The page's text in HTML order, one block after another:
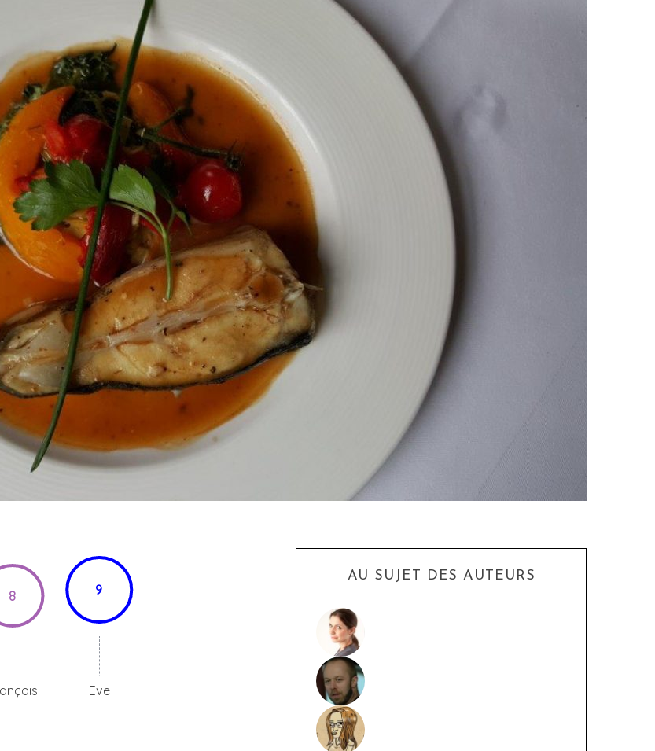
8 9
Eve
AU SUJET DES AUTEURS